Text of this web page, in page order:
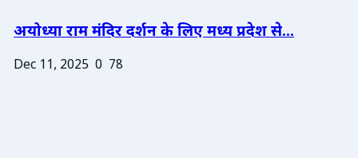
अयोध्या राम मंदिर दर्शन के लिए मध्य प्रदेश से...
Dec 11, 2025 0 78